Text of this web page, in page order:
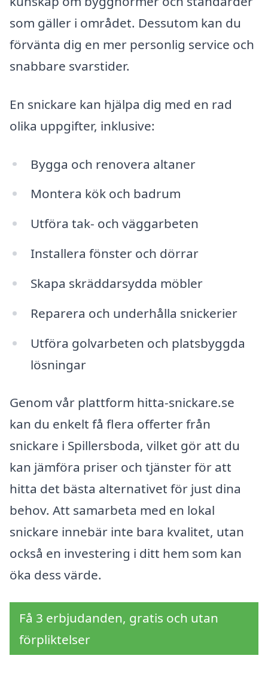
som gäller i området. Dessutom kan du
förvänta dig en mer personlig service och
snabbare svarstider.
En snickare kan hjälpa dig med en rad
olika uppgifter, inklusive:
Bygga och renovera altaner
Montera kök och badrum
Utföra tak- och väggarbeten
Installera fönster och dörrar
Skapa skräddarsydda möbler
Reparera och underhålla snickerier
Utföra golvarbeten och platsbyggda
lösningar
Genom vår plattform hitta-snickare.se
kan du enkelt få flera offerter från
snickare i Spillersboda, vilket gör att du
kan jämföra priser och tjänster för att
hitta det bästa alternativet för just dina
behov. Att samarbeta med en lokal
snickare innebär inte bara kvalitet, utan
också en investering i ditt hem som kan
öka dess värde.
Få 3 erbjudanden, gratis och utan
förpliktelser